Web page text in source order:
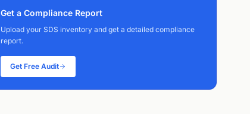
Get a Compliance Report
Upload your SDS inventory and get a detailed compliance
report.
Get Free Audit